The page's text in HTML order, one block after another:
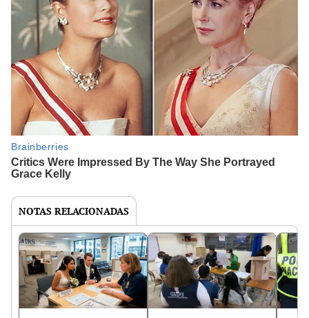
NOTAS RELACIONADAS